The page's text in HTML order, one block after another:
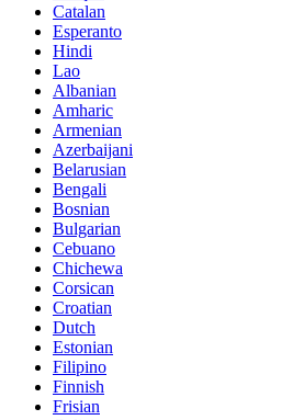
Catalan
Esperanto
Hindi
Lao
Albanian
Amharic
Armenian
Azerbaijani
Belarusian
Bengali
Bosnian
Bulgarian
Cebuano
Chichewa
Corsican
Croatian
Dutch
Estonian
Filipino
Finnish
Frisian